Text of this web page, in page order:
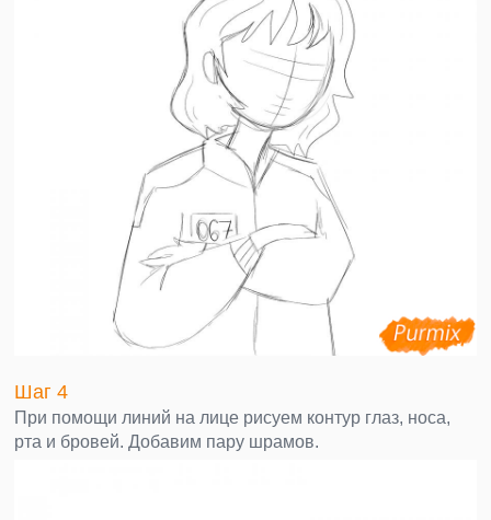
Шаг 4
При помощи линий на лице рисуем контур глаз, носа,
рта и бровей. Добавим пару шрамов.